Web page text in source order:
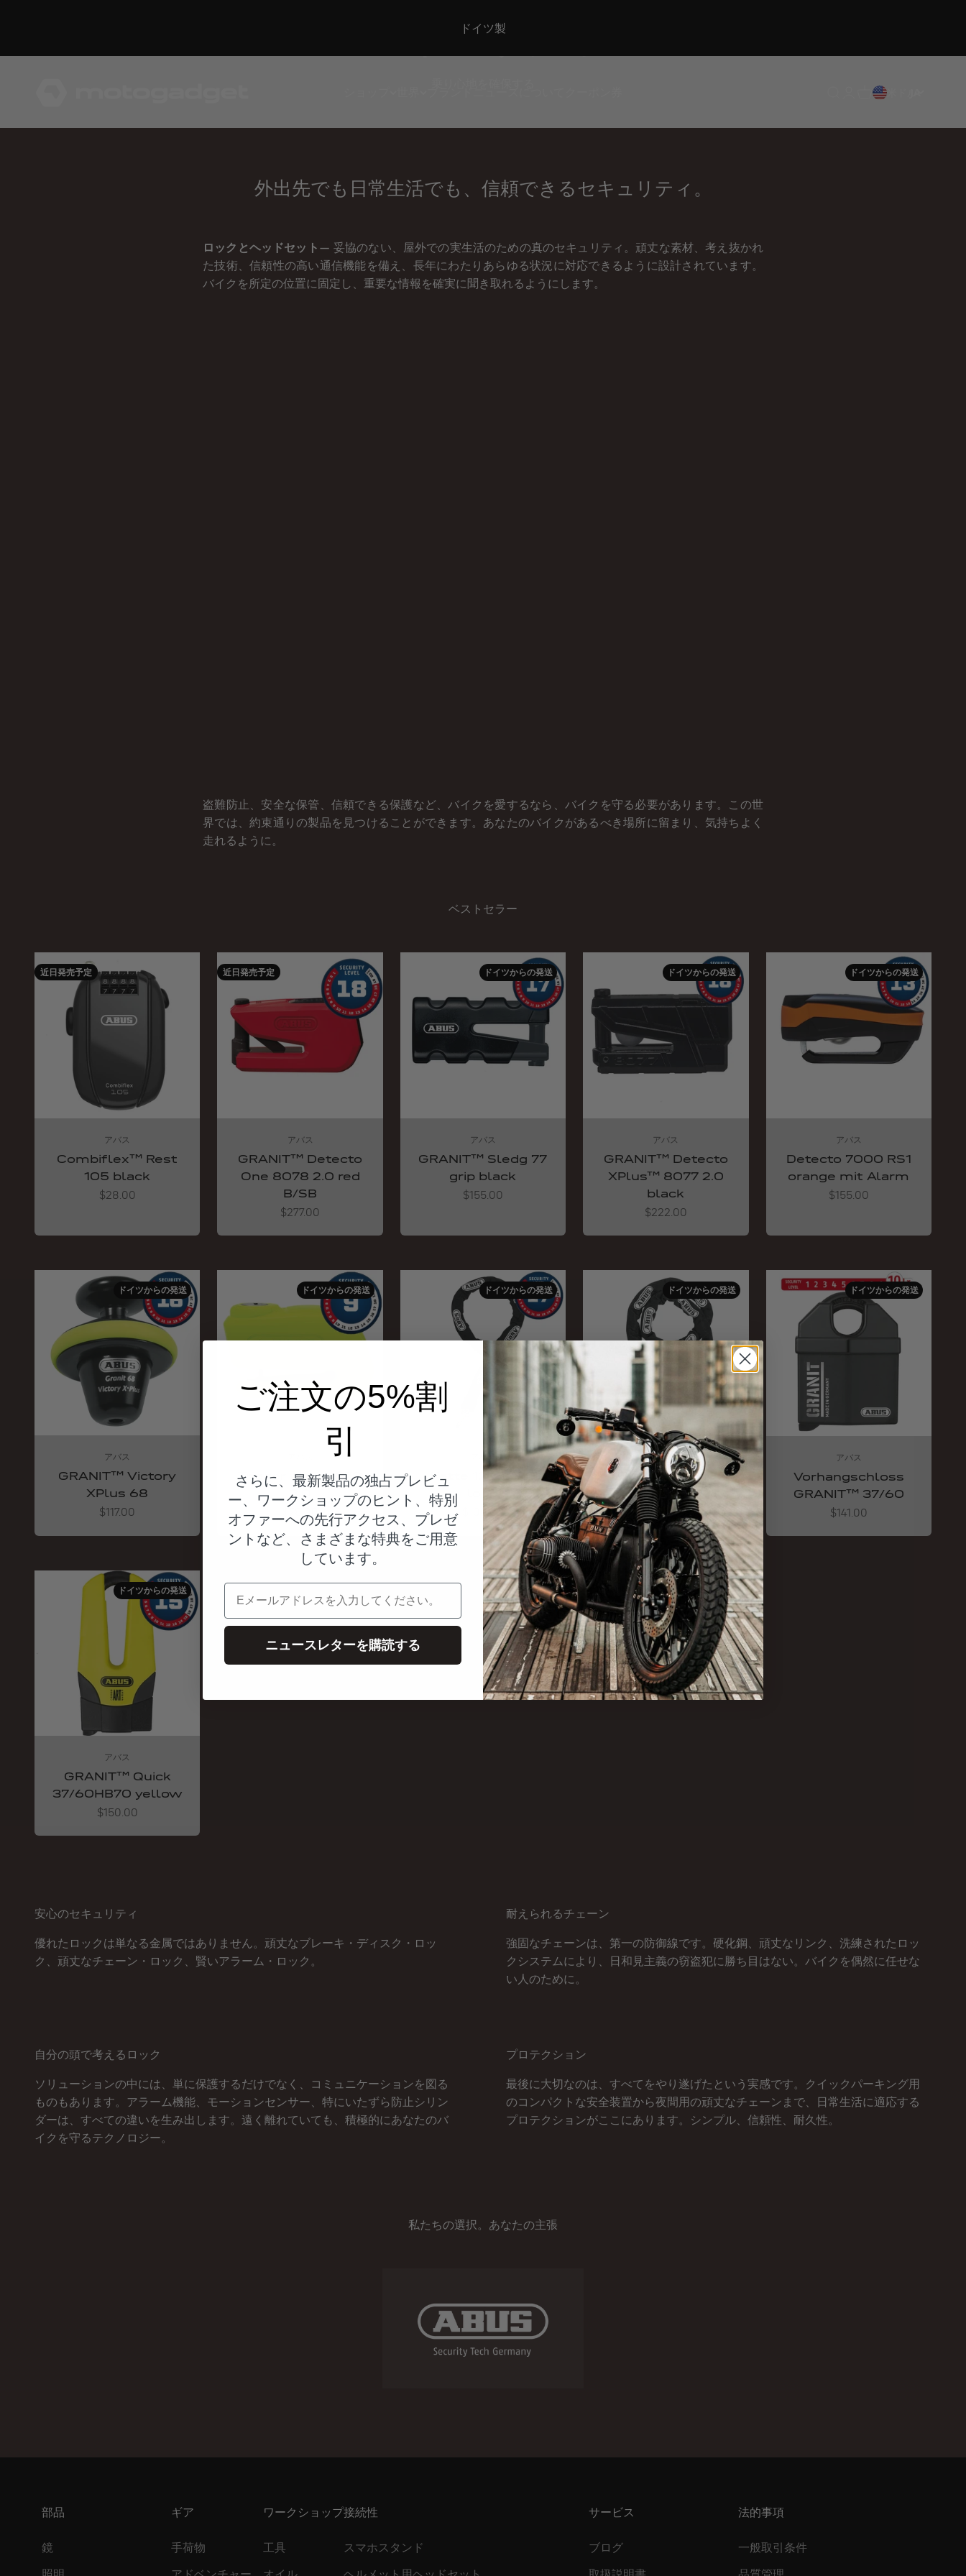
当社の米国ストアへようこそ
翻訳がありません:
翻訳がありません:
翻訳がありません:
セキュリティ
外出先でも日常生活でも、信頼できるセキュリティ。
ロックとヘッドセット– 妥協のない、屋外での実生活のための真のセキュリティ。頑丈な素材、考え抜かれ
た技術、信頼性の高い通信機能を備え、長年にわたりあらゆる状況に対応できるように設計されています。
バイクを所定の位置に固定し、重要な情報を確実に聞き取れるようにします。
盗難防止、安全な保管、信頼できる保護など、バイクを愛するなら、バイクを守る必要があります。この世
界では、約束通りの製品を見つけることができます。あなたのバイクがあるべき場所に留まり、気持ちよく
走れるように。
ベストセラー
近日発売予定
アバス
Combiflex™ Rest
105 black
Angebot
$28.00
近日発売予定
アバス
GRANIT™ Detecto
One 8078 2.0 red
B/SB
Angebot
$277.00
ドイツからの発送
アバス
GRANIT™ Sledg 77
grip black
Angebot
$155.00
ドイツからの発送
アバス
GRANIT™ Detecto
XPlus™ 8077 2.0
black
Angebot
$222.00
ドイツからの発送
アバス
Detecto 7000 RS1
orange mit Alarm
Angebot
$155.00
ドイツからの発送
アバス
GRANIT™ Victory
XPlus 68
Angebot
$117.00
ドイツからの発送
Trigger Alarm 370
2.0
Angebot
$78.00
ドイツからの発送
アバス
Kette 12KS/120
Angebot
$100.00
ドイツからの発送
アバス
Kette 10KS 170
black
Angebot
$100.00
ドイツからの発送
アバス
Vorhangschloss
GRANIT™ 37/60
Angebot
$141.00
ドイツからの発送
アバス
GRANIT™ Quick
37/60HB70 yellow
Angebot
$150.00
安心のセキュリティ
優れたロックは単なる金属ではありません。頑丈なブレーキ・ディスク・ロッ
ク、頑丈なチェーン・ロック、賢いアラーム・ロック。
耐えられるチェーン
強固なチェーンは、第一の防御線です。硬化鋼、頑丈なリンク、洗練されたロッ
クシステムにより、日和見主義の窃盗犯に勝ち目はない。バイクを偶然に任せな
い人のために。
自分の頭で考えるロック
ソリューションの中には、単に保護するだけでなく、コミュニケーションを図る
ものもあります。アラーム機能、モーションセンサー、特にいたずら防止シリン
ダーは、すべての違いを生み出します。遠く離れていても、積極的にあなたのバ
イクを守るテクノロジー。
プロテクション
最後に大切なのは、すべてをやり遂げたという実感です。クイックパーキング用
のコンパクトな安全装置から夜間用の頑丈なチェーンまで、日常生活に適応する
プロテクションがここにあります。シンプル、信頼性、耐久性。
私たちの選択。あなたの主張
部品
鏡
ギア
手荷物
ワークショップ
工具
接続性
スマホスタンド
サービス
ブログ
法的事項
一般取引条件
ご注文の5%割
引
さらに、最新製品の独占プレビュ
ー、ワークショップのヒント、特別
オファーへの先行アクセス、プレゼ
ントなど、さまざまな特典をご用意
しています。
電子メール
ニュースレターを購読する